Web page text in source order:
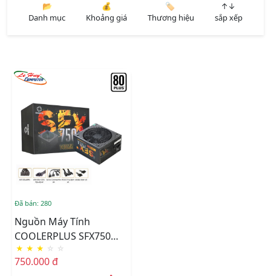
📂
Danh mục
💰
Khoảng giá
🏷️
Thương hiệu
↑↓
sắp xếp
Đã bán: 280
Nguồn Máy Tính
COOLERPLUS SFX750
(80Plus White)
★ ★ ★ ☆ ☆
750.000 đ